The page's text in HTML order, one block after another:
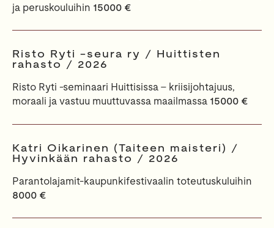
ja peruskouluihin 15000 €
Risto Ryti -seura ry / Huittisten
rahasto / 2026
Risto Ryti ‑seminaari Huittisissa – kriisijohtajuus,
moraali ja vastuu muuttuvassa maailmassa 15000 €
Katri Oikarinen (Taiteen maisteri) /
Hyvinkään rahasto / 2026
Parantolajamit-kaupunkifestivaalin toteutuskuluihin
8000 €